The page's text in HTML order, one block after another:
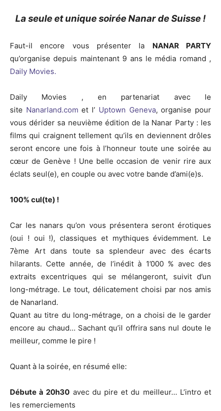
La seule et unique soirée Nanar de Suisse !
Faut-il encore vous présenter la NANAR PARTY
qu’organise depuis maintenant 9 ans le média romand ,
Daily Movies.
Daily Movies , en partenariat avec le
site Nanarland.com et l’ Uptown Geneva, organise pour
vous dérider sa neuvième édition de la Nanar Party : les
films qui craignent tellement qu’ils en deviennent drôles
seront encore une fois à l’honneur toute une soirée au
cœur de Genève ! Une belle occasion de venir rire aux
éclats seul(e), en couple ou avec votre bande d’ami(e)s.
100% cul(te) !
Car les nanars qu’on vous présentera seront érotiques
(oui ! oui !), classiques et mythiques évidemment. Le
7ème Art dans toute sa splendeur avec des écarts
hilarants. Cette année, de l’inédit à 1’000 % avec des
extraits excentriques qui se mélangeront, suivit d’un
long-métrage. Le tout, délicatement choisi par nos amis
de Nanarland.
Quant au titre du long-métrage, on a choisi de le garder
encore au chaud… Sachant qu’il offrira sans nul doute le
meilleur, comme le pire !
Quant à la soirée, en résumé elle:
Débute à 20h30 avec du pire et du meilleur… L’intro et
les remerciements